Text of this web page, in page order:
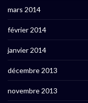
mars 2014
février 2014
janvier 2014
décembre 2013
novembre 2013